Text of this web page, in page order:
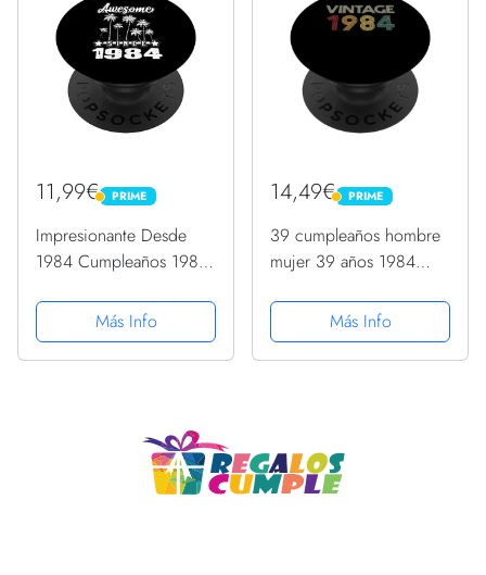
11,99€ PRIME
PRIME
Impresionante Desde
1984 Cumpleaños 1984
PopSockets PopGrip
Intercambiable
Más Info
14,49€ PRIME
PRIME
39 cumpleaños hombre
mujer 39 años 1984
regalo PopSockets
PopGrip Intercambiable
Más Info